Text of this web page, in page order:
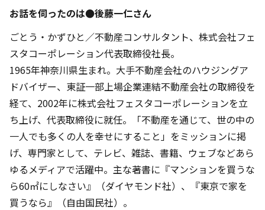
お話を伺ったのは●後藤一仁さん
ごとう・かずひと／不動産コンサルタント、株式会社フェ
スタコーポレーション代表取締役社長。
1965年神奈川県生まれ。大手不動産会社のハウジングア
ドバイザー、東証一部上場企業連結不動産会社の取締役を
経て、2002年に株式会社フェスタコーポレーションを立
ち上げ、代表取締役に就任。「不動産を通じて、世の中の
一人でも多くの人を幸せにすること」をミッションに掲
げ、専門家として、テレビ、雑誌、書籍、ウェブなどあら
ゆるメディアで活躍中。主な著書に『マンションを買うな
ら60㎡にしなさい』（ダイヤモンド社）、『東京で家を
買うなら』（自由国民社）。